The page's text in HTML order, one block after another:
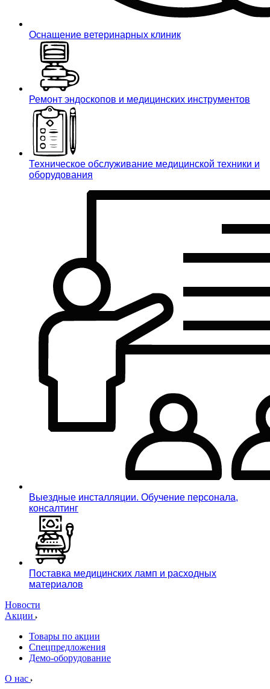
Оснащение ветеринарных клиник
Ремонт эндоскопов и медицинских инструментов
Техническое обслуживание медицинской техники и
оборудования
Выездные инсталляции. Обучение персонала,
консалтинг
Поставка медицинских ламп и расходных
материалов
Новости
Акции
Товары по акции
Спецпредложения
Демо-оборудование
О нас